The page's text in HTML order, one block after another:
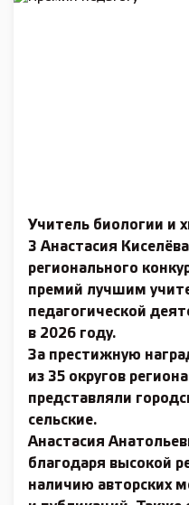
Учитель биологии
3 Анастасия
регионального
премий лучшим
педагогической
в 2026 году.
За престижную
из 35 округов
представляли
сельские.
Анастасия
благодаря высокой
наличию авторских